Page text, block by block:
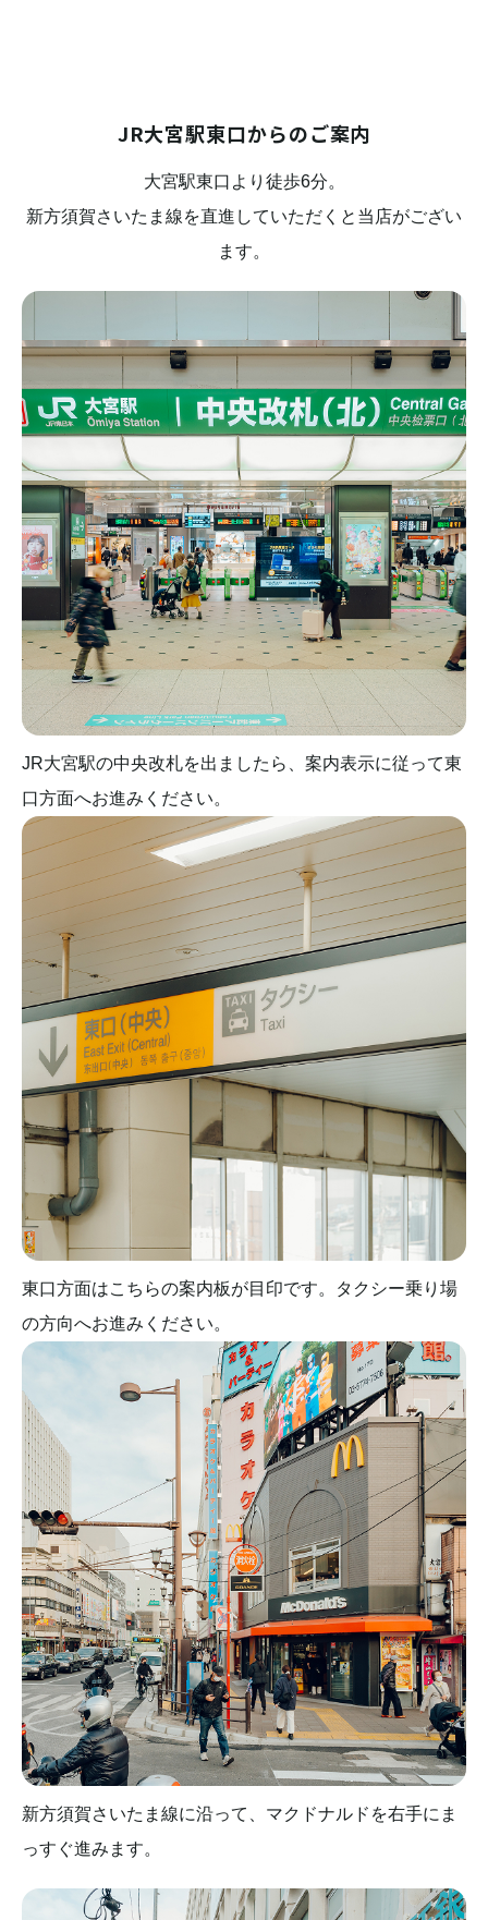
JR大宮駅東口からのご案内
大宮駅東口より徒歩6分。
新方須賀さいたま線を直進していただくと当店がござい
ます。
JR大宮駅の中央改札を出ましたら、案内表示に従って東
口方面へお進みください。
東口方面はこちらの案内板が目印です。タクシー乗り場
の方向へお進みください。
新方須賀さいたま線に沿って、マクドナルドを右手にま
っすぐ進みます。